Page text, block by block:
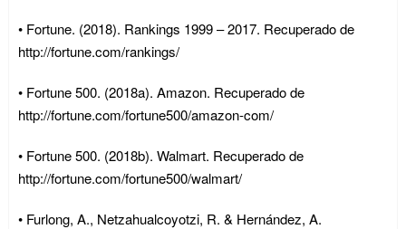
• Fortune. (2018). Rankings 1999 – 2017. Recuperado de
http://fortune.com/rankings/
• Fortune 500. (2018a). Amazon. Recuperado de
http://fortune.com/fortune500/amazon-com/
• Fortune 500. (2018b). Walmart. Recuperado de
http://fortune.com/fortune500/walmart/
• Furlong, A., Netzahualcoyotzi, R. & Hernández, A.